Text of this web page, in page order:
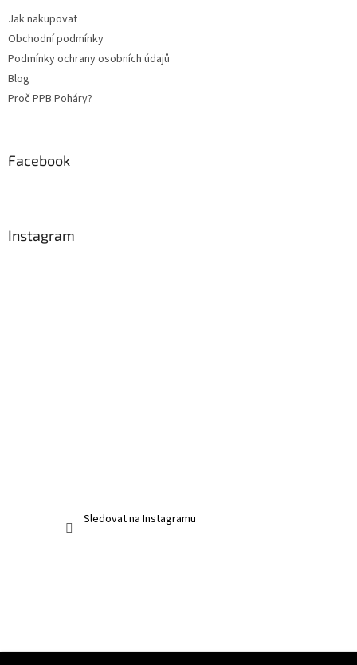
Jak nakupovat
Obchodní podmínky
Podmínky ochrany osobních údajů
Blog
Proč PPB Poháry?
Facebook
Instagram
Sledovat na Instagramu